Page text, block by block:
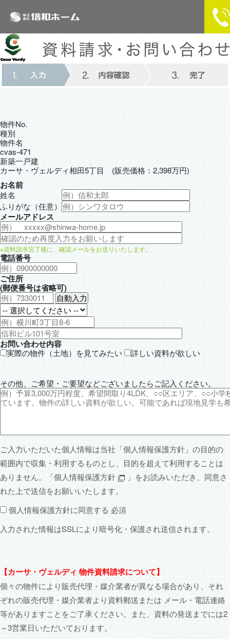
物件No.
種別
物件名
cvas-471
新築一戸建
カーサ・ヴェルディ相田5丁目 (販売価格：2,398万円)
お名前
姓名
ふりがな（任意）
メールアドレス
※資料請求完了後に、確認メールをお送りいたします。
電話番号
ご住所
(郵便番号は省略可)
お問い合わせ内容
実際の物件（土地）を見てみたい 詳しい資料が欲しい
その他、ご希望・ご要望などございましたらご記入ください。
ご入力いただいた個人情報は当社「個人情報保護方針 」の目的の
範囲内で収集・利用するものとし、目的を超えて利用することは
ありません。「個人情報保護方針
」をお読みいただき、同意さ
れた上で送信をお願いいたします。
個人情報保護方針に同意する 必須
入力された情報はSSLにより暗号化・保護され送信されます。
【カーサ・ヴェルディ 物件資料請求について】
個々の物件により販売代理・媒介業者が異なる場合があり、それ
ぞれの販売代理・媒介業者より資料郵送または メール・電話連絡
等がありますことをご了承ください。また、資料の発送までには2
～3営業日いただいております。